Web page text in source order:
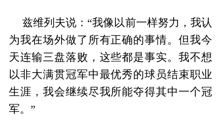
兹维列夫说：“我像以前一样努力，我认
为我在场外做了所有正确的事情。但我今
天连输三盘落败，这些都是事实。我不想
以非大满贯冠军中最优秀的球员结束职业
生涯，我会继续尽我所能夺得其中一个冠
军。”